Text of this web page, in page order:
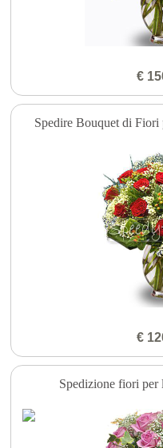
€
Spedire Bouquet di Fiori
€
Spedizione fiori per